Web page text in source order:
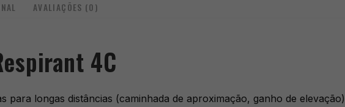
AVALIAÇÕES (0)
4C
para longas distâncias (caminhada de aproximação, ganho de